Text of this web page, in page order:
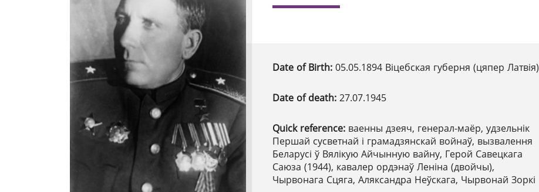
Date of Birth: 05.05.1894 Віцебская губерня (цяпер Латвія)
Date of death: 27.07.1945
Quick reference: ваенны дзеяч, генерал-маёр, удзельнік
Першай сусветнай і грамадзянскай войнаў, вызвалення
Беларусі ў Вялікую Айчынную вайну, Герой Савецкага
Саюза (1944), кавалер ордэнаў Леніна (двойчы),
Чырвонага Сцяга, Аляксандра Неўскага, Чырвонай Зоркі